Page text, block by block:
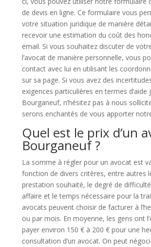
de devis en ligne. Ce formulaire vous
votre situation juridique de manière
recevoir une estimation du coût des
email. Si vous souhaitez discuter de
l’avocat de manière personnelle, vous
contact avec lui en utilisant les
sur sa page. Si vous avez des
exigences particulières en termes d’aide
Bourganeuf, n’hésitez pas à nous
serons enchantés de vous apporter
Quel est le prix d’un
Bourganeuf ?
La somme à régler pour un avocat est
fonction de divers critères, entre autres
prestation souhaité, le degré de
affaire et le temps nécessaire pour la
avocats peuvent choisir de facturer à
ou par mois. En moyenne, les gens ont
payer environ 150 € à 200 € pour une
consultation d’un avocat. On peut